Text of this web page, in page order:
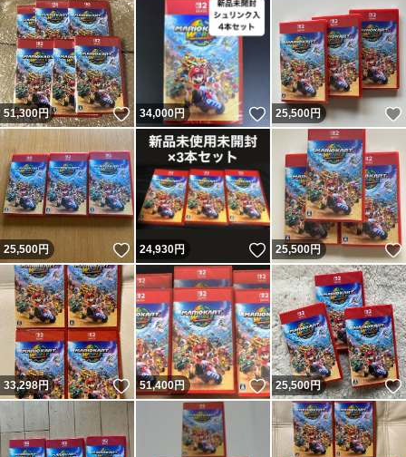
51,300円 いいね！
34,000円 いいね！
25,500円
25,500円 いいね！
24,930円 いいね！
25,500円
33,298円 いいね！
51,400円 いいね！
25,500円